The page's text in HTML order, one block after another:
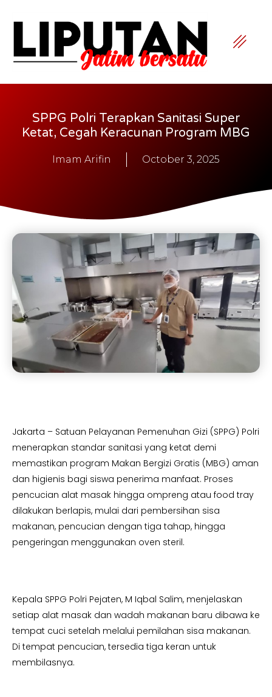
SPPG Polri Terapkan Sanitasi Super
Ketat, Cegah Keracunan Program MBG
Imam Arifin October 3, 2025
Jakarta – Satuan Pelayanan Pemenuhan Gizi (SPPG) Polri
menerapkan standar sanitasi yang ketat demi
memastikan program Makan Bergizi Gratis (MBG) aman
dan higienis bagi siswa penerima manfaat. Proses
pencucian alat masak hingga ompreng atau food tray
dilakukan berlapis, mulai dari pembersihan sisa
makanan, pencucian dengan tiga tahap, hingga
pengeringan menggunakan oven steril.
Kepala SPPG Polri Pejaten, M Iqbal Salim, menjelaskan
setiap alat masak dan wadah makanan baru dibawa ke
tempat cuci setelah melalui pemilahan sisa makanan.
Di tempat pencucian, tersedia tiga keran untuk
membilasnya.